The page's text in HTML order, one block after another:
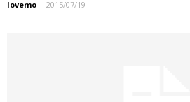
lovemo - 2015/07/19